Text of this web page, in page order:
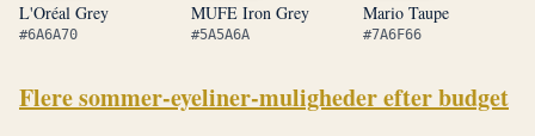
L'Oréal Grey
#6A6A70
MUFE Iron Grey
#5A5A6A
Mario Taupe
#7A6F66
Flere sommer-eyeliner-muligheder efter budget